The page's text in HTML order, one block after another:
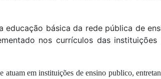
básica da rede pública de
nos currículos das instituições
em instituições de ensino publico,